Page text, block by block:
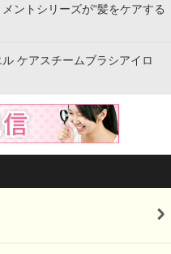
ントシリーズが“髪をケアする
ケアスチームブラシアイロ